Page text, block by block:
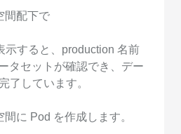
間配下で
示すると、production 名前
タセットが確認でき、デー
了しています。
に Pod を作成します。